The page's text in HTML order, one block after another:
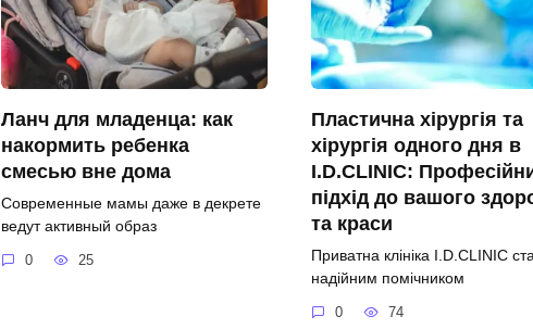
Ланч для младенца: как
накормить ребенка
смесью вне дома
Современные мамы даже в декрете
ведут активный образ
0 25
Пластична хірургія та
хірургія одного дня в
I.D.CLINIC:
підхід до вашого
та краси
Приватна клініка I.D.CLINIC
надійним помічником
0 74